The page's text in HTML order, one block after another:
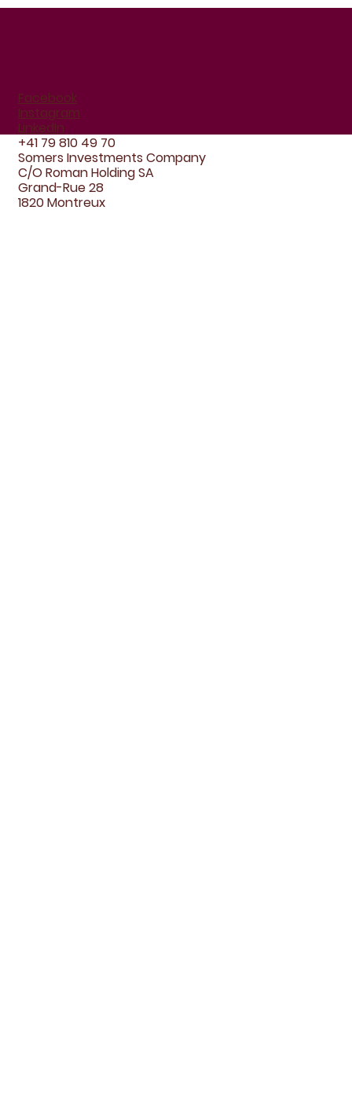
Facebook
Instagram
LinkedIn
+41 79 810 49 70
Somers Investments Company
C/O Roman Holding SA
Grand-Rue 28
1820 Montreux